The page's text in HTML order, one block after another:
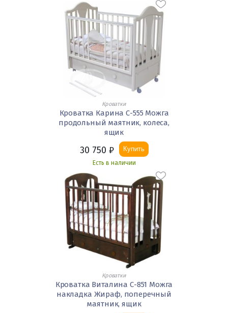
Кроватки
Кроватка Карина С-555 Можга
продольный маятник, колеса,
ящик
30 750 ₽ Купить
Есть в наличии
Кроватки
Кроватка Виталина С-851 Можга
накладка Жираф, поперечный
маятник, ящик